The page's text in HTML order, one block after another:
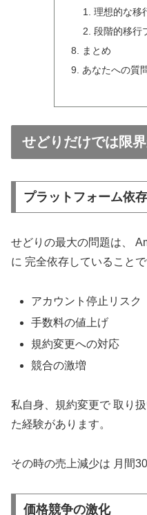
理想的な移
段階的移行
まとめ
あなたへの質
せどりだけでは限
プラットフォーム依
せどりの最大の問題は、
に 完全依存していることで
アカウント停止リスク
手数料の値上げ
規約変更への対応
競合の激増
私自身、規約変更で 取り
た経験があります。
その時の売上減少は 月間
価格競争の激化